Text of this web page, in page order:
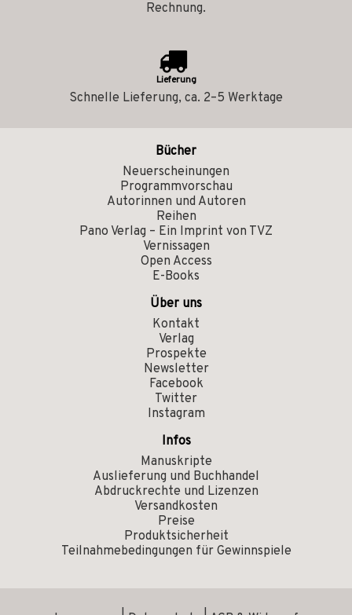
Rechnung.
Lieferung
Schnelle Lieferung, ca. 2–5 Werktage
Bücher
Neuerscheinungen
Programmvorschau
Autorinnen und Autoren
Reihen
Pano Verlag – Ein Imprint von TVZ
Vernissagen
Open Access
E-Books
Über uns
Kontakt
Verlag
Prospekte
Newsletter
Facebook
Twitter
Instagram
Infos
Manuskripte
Auslieferung und Buchhandel
Abdruckrechte und Lizenzen
Versandkosten
Preise
Produktsicherheit
Teilnahmebedingungen für Gewinnspiele